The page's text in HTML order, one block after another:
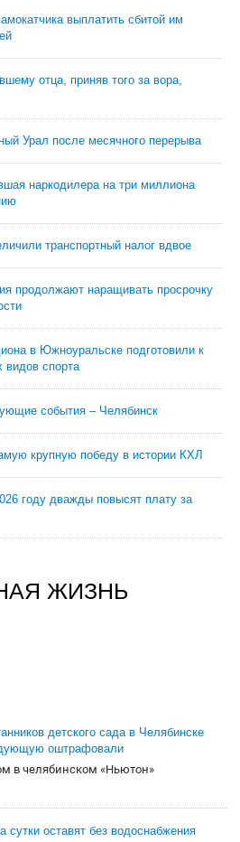
выплатить сбитой им
отца, приняв того за вора,
Урал после месячного перерыва
наркодилера на три миллиона
транспортный налог вдвое
продолжают наращивать просрочку
в Южноуральске подготовили к
видов спорта
события – Челябинск
крупную победу в истории КХЛ
году дважды повысят плату за
ЖИЗНЬ
детского сада в Челябинске
оштрафовали
в челябинском «Ньютон»
сутки оставят без водоснабжения